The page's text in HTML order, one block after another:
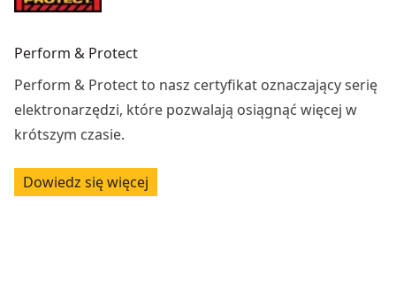
Perform & Protect
Perform & Protect to nasz certyfikat oznaczający serię
elektronarzędzi, które pozwalają osiągnąć więcej w
krótszym czasie.
Dowiedz się więcej